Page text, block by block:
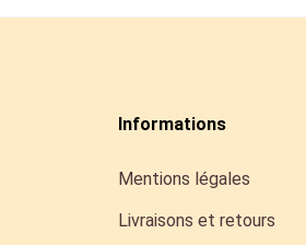
Informations
Mentions légales
Livraisons et retours